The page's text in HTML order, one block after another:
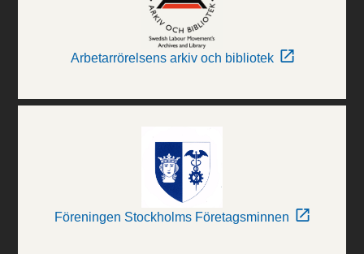
Arbetarrörelsens arkiv och bibliotek
Föreningen Stockholms Företagsminnen